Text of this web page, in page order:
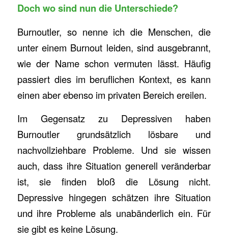
Doch wo sind nun die Unterschiede?
Burnoutler, so nenne ich die Menschen, die
unter einem Burnout leiden, sind ausgebrannt,
wie der Name schon vermuten lässt. Häufig
passiert dies im beruflichen Kontext, es kann
einen aber ebenso im privaten Bereich ereilen.
Im Gegensatz zu Depressiven haben
Burnoutler grundsätzlich lösbare und
nachvollziehbare Probleme. Und sie wissen
auch, dass ihre Situation generell veränderbar
ist, sie finden bloß die Lösung nicht.
Depressive hingegen schätzen ihre Situation
und ihre Probleme als unabänderlich ein. Für
sie gibt es keine Lösung.